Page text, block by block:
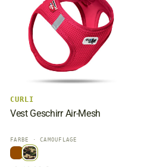
CURLI
Vest Geschirr Air-Mesh
FARBE · CAMOUFLAGE